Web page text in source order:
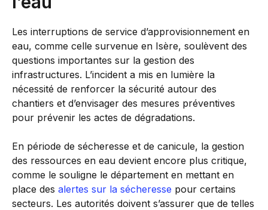
Les interruptions de service d’approvisionnement en
eau, comme celle survenue en Isère, soulèvent des
questions importantes sur la gestion des
infrastructures. L’incident a mis en lumière la
nécessité de renforcer la sécurité autour des
chantiers et d’envisager des mesures préventives
pour prévenir les actes de dégradations.
En période de sécheresse et de canicule, la gestion
des ressources en eau devient encore plus critique,
comme le souligne le département en mettant en
place des alertes sur la sécheresse pour certains
secteurs. Les autorités doivent s’assurer que de telles